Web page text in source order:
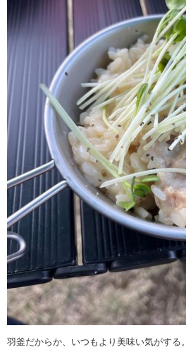
羽釜だからか、いつもより美味い気がする。